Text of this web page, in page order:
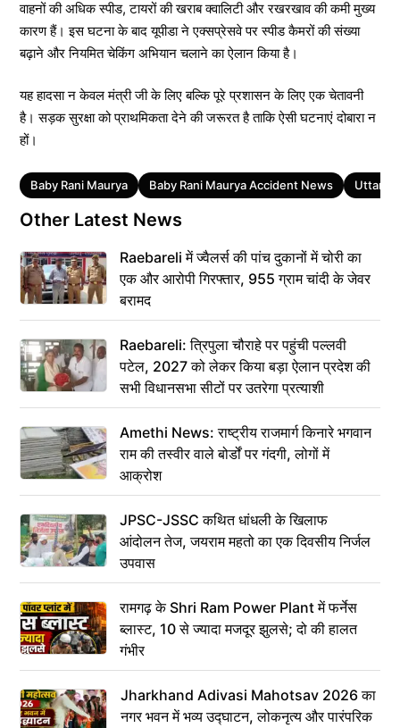
वाहनों की अधिक स्पीड, टायरों की खराब क्वालिटी और रखरखाव की कमी मुख्य
कारण हैं। इस घटना के बाद यूपीडा ने एक्सप्रेसवे पर स्पीड कैमरों की संख्या
बढ़ाने और नियमित चेकिंग अभियान चलाने का ऐलान किया है।
यह हादसा न केवल मंत्री जी के लिए बल्कि पूरे प्रशासन के लिए एक चेतावनी
है। सड़क सुरक्षा को प्राथमिकता देने की जरूरत है ताकि ऐसी घटनाएं दोबारा न
हों।
Tags
Baby Rani Maurya Baby Rani Maurya Accident News Uttar
Other Latest News
Raebareli में ज्वैलर्स की पांच दुकानों में चोरी का
एक और आरोपी गिरफ्तार, 955 ग्राम चांदी के जेवर
बरामद
Raebareli: त्रिपुला चौराहे पर पहुंची पल्लवी
पटेल, 2027 को लेकर किया बड़ा ऐलान प्रदेश की
सभी विधानसभा सीटों पर उतरेगा प्रत्याशी
Amethi News: राष्ट्रीय राजमार्ग किनारे भगवान
राम की तस्वीर वाले बोर्डों पर गंदगी, लोगों में
आक्रोश
JPSC-JSSC कथित धांधली के खिलाफ
आंदोलन तेज, जयराम महतो का एक दिवसीय निर्जल
उपवास
रामगढ़ के Shri Ram Power Plant में फर्नेस
ब्लास्ट, 10 से ज्यादा मजदूर झुलसे; दो की हालत
गंभीर
Jharkhand Adivasi Mahotsav 2026 का
नगर भवन में भव्य उद्घाटन, लोकनृत्य और पारंपरिक